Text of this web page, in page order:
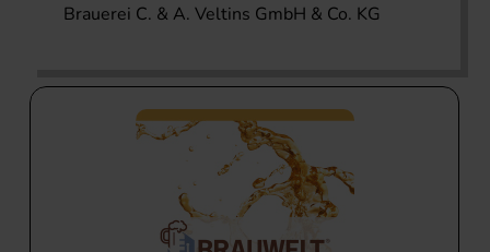
Brauerei C. & A. Veltins GmbH & Co. KG